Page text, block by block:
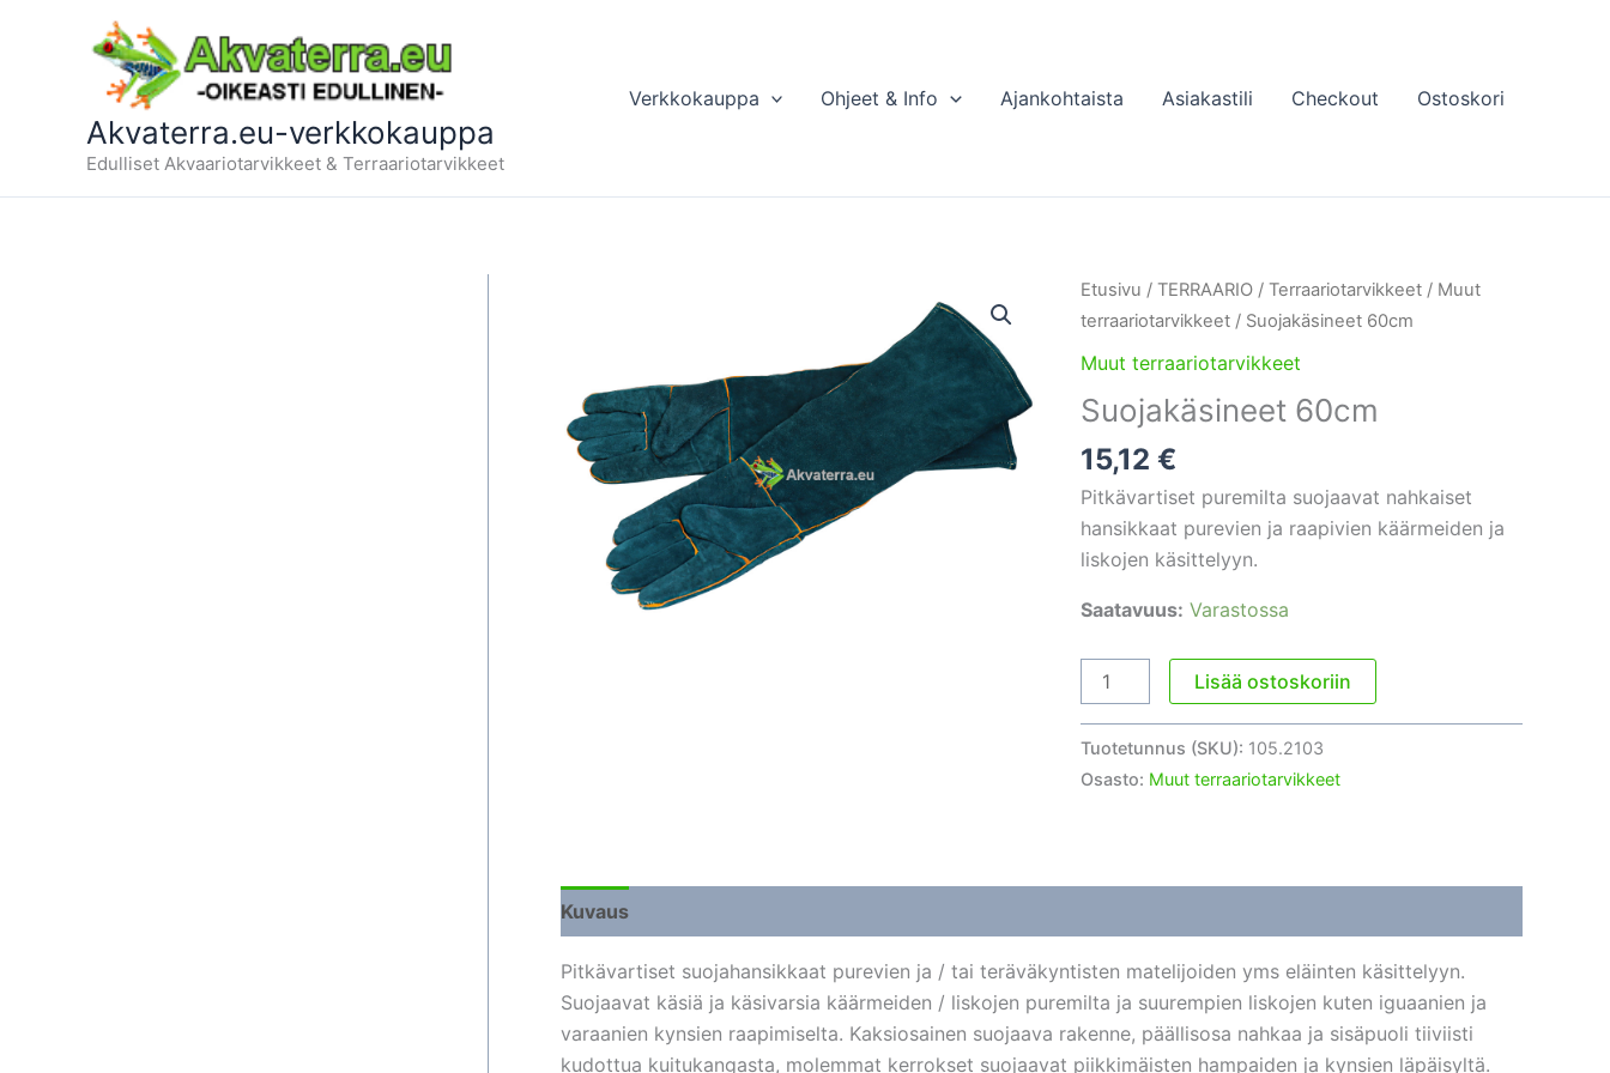
Akvaterra.eu-verkkokauppa
Edulliset Akvaariotarvikkeet & Terraariotarvikkeet
Verkkokauppa Ohjeet & Info Ajankohtaista Asiakastili Checkout Ostoskori
Etusivu / TERRAARIO/ Terraariotarvikkeet/ Muut
terraariotarvikkeet/ Suojakäsineet 60cm
Muut terraariotarvikkeet
Suojakäsineet 60cm
15,12 €
Pitkävartiset puremilta suojaavat nahkaiset
hansikkaat purevien ja raapivien käärmeiden ja
liskojen käsittelyyn.
Saatavuus: Varastossa
Suojakäsineet
60cm
määrä
Lisää ostoskoriin
Tuotetunnus (SKU): 105.2103
Osasto: Muut terraariotarvikkeet
Kuvaus
Pitkävartiset suojahansikkaat purevien ja / tai teräväkyntisten matelijoiden yms eläinten käsittelyyn.
Suojaavat käsiä ja käsivarsia käärmeiden / liskojen puremilta ja suurempien liskojen kuten iguaanien ja
varaanien kynsien raapimiselta. Kaksiosainen suojaava rakenne, päällisosa nahkaa ja sisäpuoli tiiviisti
kudottua kuitukangasta, molemmat kerrokset suojaavat piikkimäisten hampaiden ja kynsien läpäisyltä.